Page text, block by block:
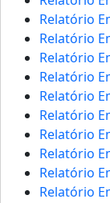
Relatório
Relatório
Relatório
Relatório
Relatório
Relatório
Relatório
Relatório
Relatório
Relatório